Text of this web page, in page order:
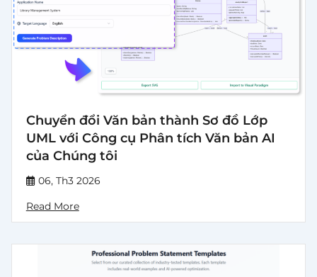
Chuyển đổi Văn bản thành Sơ đồ Lớp
UML với Công cụ Phân tích Văn bản AI
của Chúng tôi
06, Th3 2026
Read More